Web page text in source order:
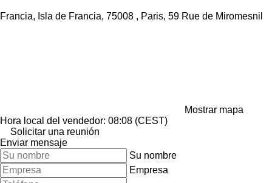
Francia, Isla de Francia, 75008 , Paris, 59 Rue de Miromesnil
Mostrar mapa
Hora local del vendedor: 08:08 (CEST)
Solicitar una reunión
Enviar mensaje
Su nombre
Empresa